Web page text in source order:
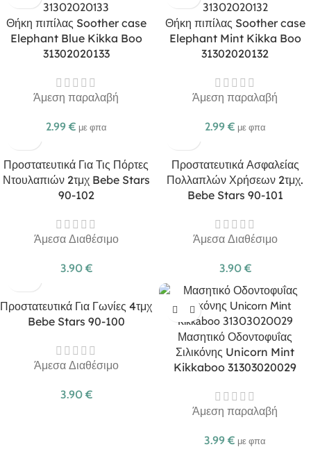
Θήκη πιπίλας Soother case
Elephant Blue Kikka Boo
31302020133
Άμεση παραλαβή
2.99 € με φπα
Θήκη πιπίλας Soother case
Elephant Mint Kikka Boo
31302020132
Άμεση παραλαβή
2.99 € με φπα
Προστατευτικά Για Τις Πόρτες
Ντουλαπιών 2τμχ Bebe Stars
90-102
Άμεσα Διαθέσιμο
3.90 €
Προστατευτικά Ασφαλείας
Πολλαπλών Χρήσεων 2τμχ.
Bebe Stars 90-101
Άμεσα Διαθέσιμο
3.90 €
Προστατευτικά Για Γωνίες 4τμχ
Bebe Stars 90-100
Άμεσα Διαθέσιμο
3.90 €
Μασητικό Οδοντοφυΐας
Σιλικόνης Unicorn Mint
Kikkaboo 31303020029
Άμεση παραλαβή
3.99 € με φπα